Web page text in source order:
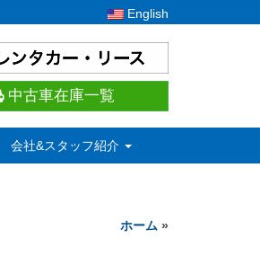
English
中古車在庫一覧
会社&スタッフ紹介
ホーム »